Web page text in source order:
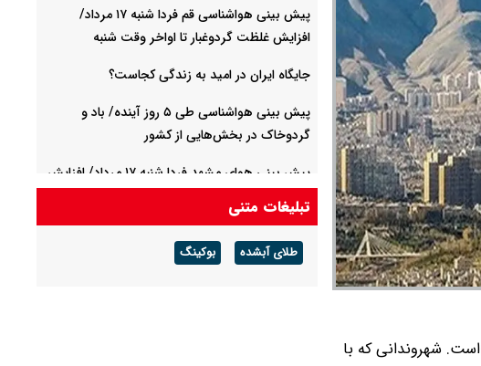
شهروندانی که با
پیش بینی هواشناسی قم فردا شنبه ۱۷ مرداد/
افزایش غلظت گردوغبار تا اواخر وقت شنبه
جایگاه ایران در امید به زندگی کجاست؟
پیش بینی هواشناسی طی ۵ روز آینده/ باد و
گردوخاک در بخش‌هایی از کشور
پیش بینی هوای مشهد فردا شنبه ۱۷ مرداد/ افزایش
دما از روز سه شنبه
پیش بینی هوای لرستان فردا ۱۷ مرداد/ تداوم هوای
گرم و افزایش سرعت وزش باد
تبلیغات متنی
طلای آبشده بوکینگ